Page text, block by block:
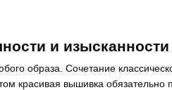
и изысканности
образа. Сочетание
красивая вышивка обязательно